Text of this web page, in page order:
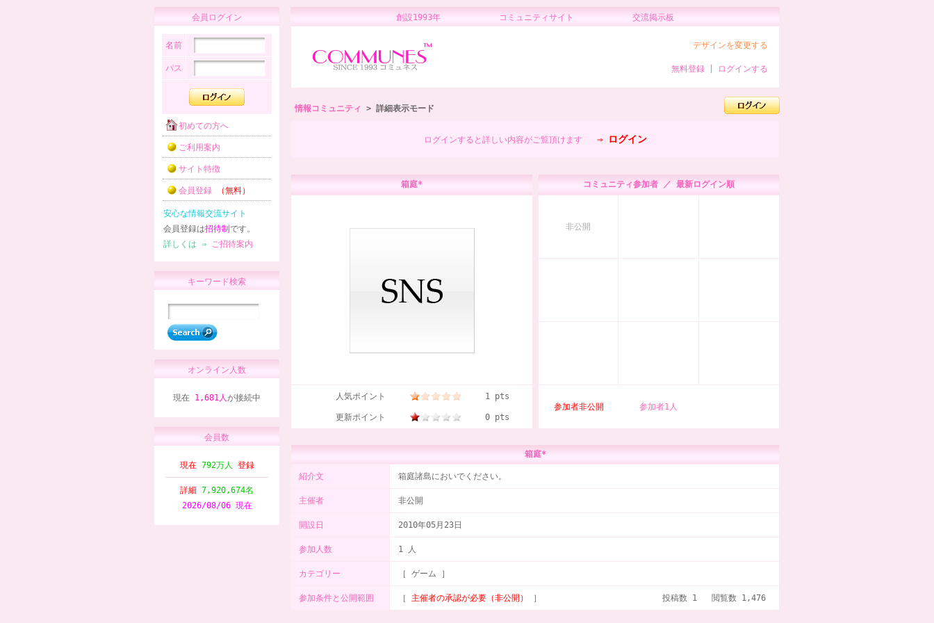
会員ログイン
名前
パス
初めての方へ
ご利用案内
サイト特徴
会員登録 （無料）
安心な情報交流サイト
会員登録は招待制 です。
詳しくは ⇒ ご招待案内
キーワード検索
オンライン人数
現在 1,681人が接続中
会員数
現在 792万人 登録
詳細 7,920,674名
2026/08/06 現在
創設1993年 コミュニティサイト 交流掲示板
デザインを変更する
無料登録 ログインする
情報コミュニティ > 詳細表示モード
ログインすると詳しい内容がご覧頂けます ⇒ ログイン
箱庭*
人気ポイント 1 pts
更新ポイント 0 pts
コミュニティ参加者 ／ 最新ログイン順
非公開
参加者非公開 参加者1人
箱庭*
紹介文 箱庭諸島においでください。
主催者 非公開
開設日 2010年05月23日
参加人数 1 人
カテゴリー ［ ゲーム ］
参加条件と公開範囲 投稿数 1 閲覧数 1,476
［ 主催者の承認が必要（非公開） ］